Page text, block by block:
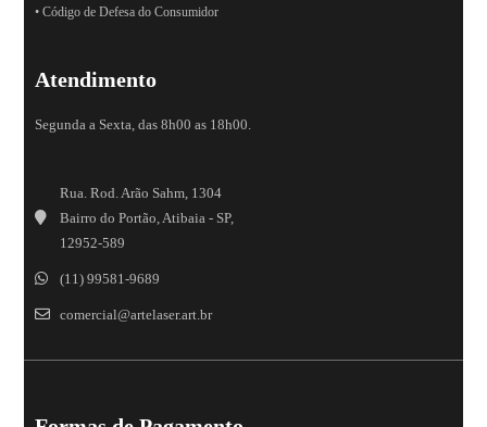
• Código de Defesa do Consumidor
Atendimento
Segunda a Sexta, das 8h00 as 18h00.
Rua. Rod. Arão Sahm, 1304
Bairro do Portão, Atibaia - SP,
12952-589
(11) 99581-9689
comercial@artelaser.art.br